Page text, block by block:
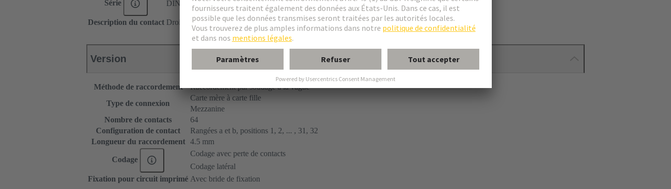
Série DIN 41612
Description du contact Droit
Version
Méthode de raccordement
Raccordement par soudage à la vague
Type de connexion
Carte mère à carte fille
Mezzanine
Nombre de contacts
64
Configuration de contact
Rangées a et b, positions 1, 2, ... , 31, 32
Longueur du raccordement
4.5 mm
Codage
Codage avec perte de contacts
Codage latéral
Fixation pour circuit imprimé Avec bride de fixation